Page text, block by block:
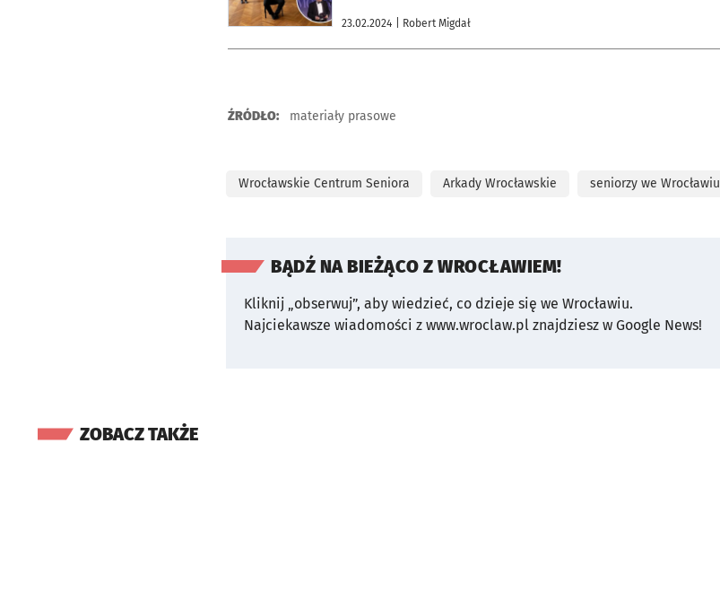
23.02.2024 | Robert Migdał
ŹRÓDŁO: materiały prasowe
Wrocławskie Centrum Seniora Arkady Wrocławskie seniorzy we Wrocławiu
BĄDŹ NA BIEŻĄCO Z WROCŁAWIEM!
Kliknij „obserwuj”, aby wiedzieć, co dzieje się we Wrocławiu.
Najciekawsze wiadomości z www.wroclaw.pl znajdziesz w Google News!
ZOBACZ TAKŻE